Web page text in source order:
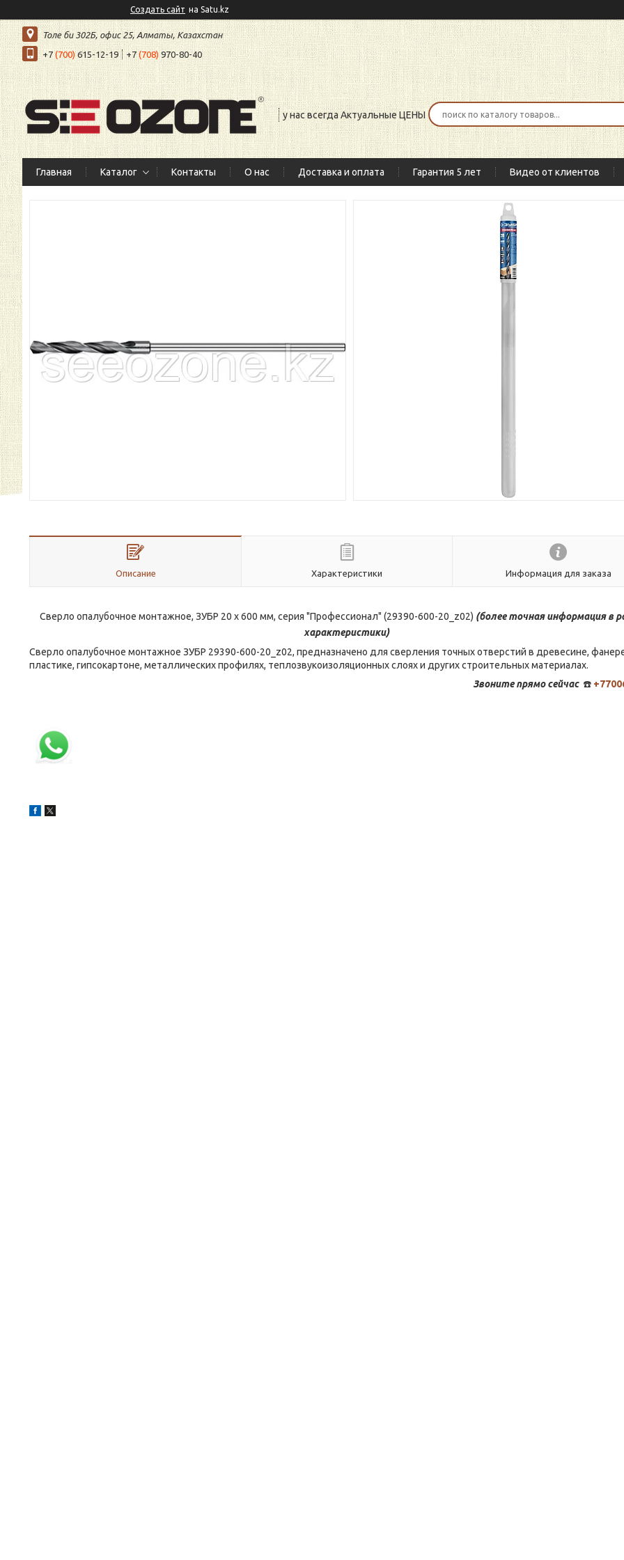
Создать сайт на Satu.kz
Толе би 302Б, офис 25, Алматы, Казахстан
+7 (700)615-12-19 +7(708) 970-80-40
у нас всегда Актуальные ЦЕНЫ
Главная Каталог Контакты О нас Доставка и оплата Гарантия 5 лет Видео от клиентов
Описание Характеристики Информация для заказа
Сверло опалубочное монтажное, ЗУБР 20 х 600 мм, серия "Профессионал" (29390-600-20_z02) (болееточная информация в
характеристики)
Сверло опалубочное монтажное ЗУБР 29390-600-20_z02, предназначено для сверления точных отверстий в древесине,
пластике, гипсокартоне, металлических профилях, теплозвукоизоляционных слоях и других строительных материалах.
Звоните прямо сейчас ☎️